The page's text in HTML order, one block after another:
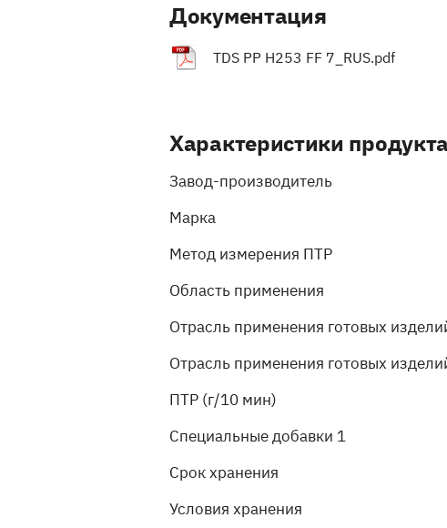
Документация
TDS PP H253 FF 7_RUS.pdf
Характеристики продукта
Завод-производитель
Марка
Метод измерения ПТР
Область применения
Отрасль применения готовых
Отрасль применения готовых
ПТР (г/10 мин)
Специальные добавки 1
Срок хранения
Условия хранения